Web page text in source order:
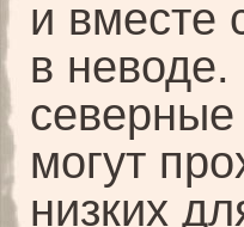
и вместе
в
могут
низких